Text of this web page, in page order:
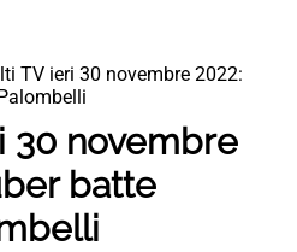
TV ieri 30 novembre 2022:
30 novembre
batte